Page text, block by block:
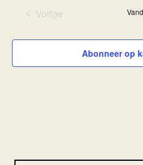
Vorige
Abonneer op